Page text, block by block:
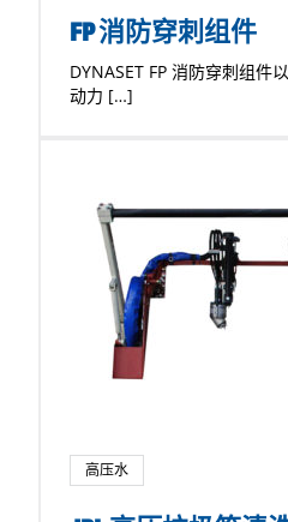
FP 消防穿刺组件
DYNASET FP 消防穿刺组件
动力 […]
高压水